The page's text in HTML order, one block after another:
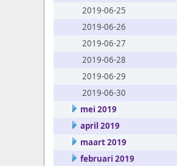
2019-06-25
2019-06-26
2019-06-27
2019-06-28
2019-06-29
2019-06-30
mei 2019
april 2019
maart 2019
februari 2019